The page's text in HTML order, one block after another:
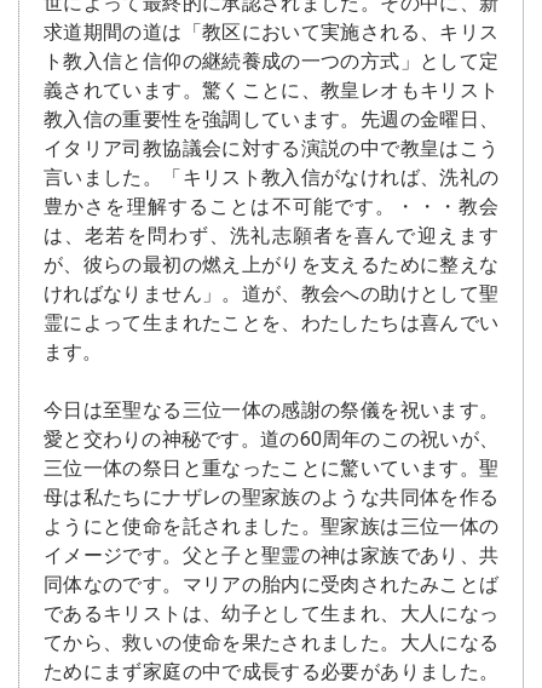
求道期間の道は「教区において実施される、キリス
ト教入信と信仰の継続養成の一つの方式」として定
義されています。驚くことに、教皇レオもキリスト
教入信の重要性を強調しています。先週の金曜日、
イタリア司教協議会に対する演説の中で教皇はこう
言いました。「キリスト教入信がなければ、洗礼の
豊かさを理解することは不可能です。・・・教会
は、老若を問わず、洗礼志願者を喜んで迎えます
が、彼らの最初の燃え上がりを支えるために整えな
ければなりません」。道が、教会への助けとして聖
霊によって生まれたことを、わたしたちは喜んでい
ます。
今日は至聖なる三位一体の感謝の祭儀を祝います。
愛と交わりの神秘です。道の60周年のこの祝いが、
三位一体の祭日と重なったことに驚いています。聖
母は私たちにナザレの聖家族のような共同体を作る
ようにと使命を託されました。聖家族は三位一体の
イメージです。父と子と聖霊の神は家族であり、共
同体なのです。マリアの胎内に受肉されたみことば
であるキリストは、幼子として生まれ、大人になっ
てから、救いの使命を果たされました。大人になる
ためにまず家庭の中で成長する必要がありました。